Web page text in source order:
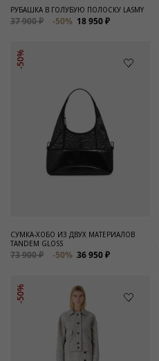
РУБАШКА В ГОЛУБУЮ ПОЛОСКУ LASMY
37 900 ₽ -50% 18 950 ₽
-50%
СУМКА-ХОБО ИЗ ДВУХ МАТЕРИАЛОВ
TANDEM GLOSS
73 900 ₽ -50% 36 950 ₽
-50%